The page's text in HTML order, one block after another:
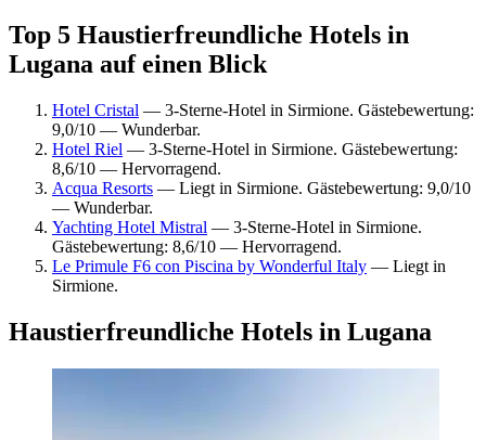
Top 5 Haustierfreundliche Hotels in
Lugana auf einen Blick
Hotel Cristal — 3-Sterne-Hotel in Sirmione. Gästebewertung:
9,0/10 — Wunderbar.
Hotel Riel — 3-Sterne-Hotel in Sirmione. Gästebewertung:
8,6/10 — Hervorragend.
Acqua Resorts — Liegt in Sirmione. Gästebewertung: 9,0/10
— Wunderbar.
Yachting Hotel Mistral — 3-Sterne-Hotel in Sirmione.
Gästebewertung: 8,6/10 — Hervorragend.
Le Primule F6 con Piscina by Wonderful Italy — Liegt in
Sirmione.
Haustierfreundliche Hotels in Lugana